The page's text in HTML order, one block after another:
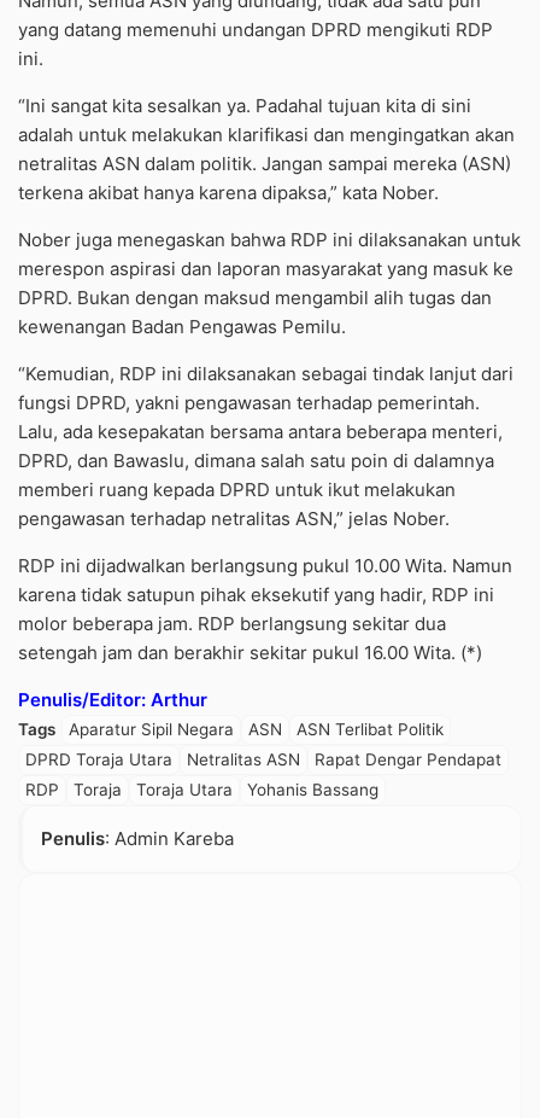
yang datang memenuhi undangan DPRD mengikuti RDP
ini.
“Ini sangat kita sesalkan ya. Padahal tujuan kita di sini
adalah untuk melakukan klarifikasi dan mengingatkan akan
netralitas ASN dalam politik. Jangan sampai mereka (ASN)
terkena akibat hanya karena dipaksa,” kata Nober.
Nober juga menegaskan bahwa RDP ini dilaksanakan untuk
merespon aspirasi dan laporan masyarakat yang masuk ke
DPRD. Bukan dengan maksud mengambil alih tugas dan
kewenangan Badan Pengawas Pemilu.
“Kemudian, RDP ini dilaksanakan sebagai tindak lanjut dari
fungsi DPRD, yakni pengawasan terhadap pemerintah.
Lalu, ada kesepakatan bersama antara beberapa menteri,
DPRD, dan Bawaslu, dimana salah satu poin di dalamnya
memberi ruang kepada DPRD untuk ikut melakukan
pengawasan terhadap netralitas ASN,” jelas Nober.
RDP ini dijadwalkan berlangsung pukul 10.00 Wita. Namun
karena tidak satupun pihak eksekutif yang hadir, RDP ini
molor beberapa jam. RDP berlangsung sekitar dua
setengah jam dan berakhir sekitar pukul 16.00 Wita. (*)
Penulis/Editor: Arthur
Tags Aparatur Sipil Negara ASN
ASN Terlibat Politik
DPRD Toraja Utara
Netralitas ASN
Rapat Dengar Pendapat
RDP
Toraja Toraja Utara Yohanis Bassang
Penulis: Admin Kareba